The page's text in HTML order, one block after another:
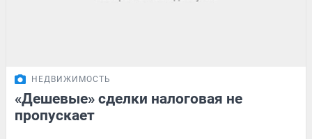
НЕДВИЖИМОСТЬ
«Дешевые» сделки налоговая не
пропускает